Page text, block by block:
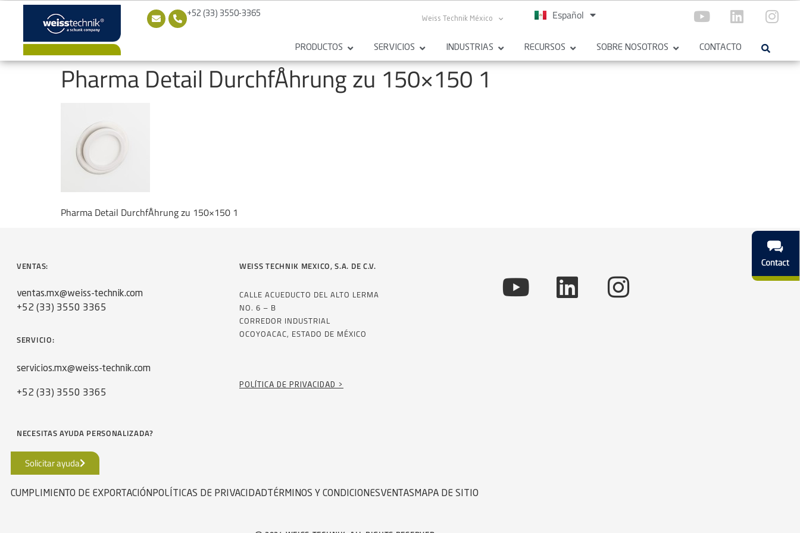
+52 (33) 3550-3365
Weiss Technik México Español
English
PRODUCTOS SERVICIOS INDUSTRIAS RECURSOS SOBRE NOSOTROS CONTACTO
Pharma Detail DurchfÅhrung zu 150×150 1
Pharma Detail DurchfÅhrung zu 150×150 1
VENTAS:
ventas.mx@weiss-technik.com
+52 (33) 3550 3365
SERVICIO:
servicios.mx@weiss-technik.com
+52 (33) 3550 3365
NECESITAS AYUDA PERSONALIZADA?
WEISS TECHNIK MEXICO, S.A. DE C.V.
CALLE ACUEDUCTO DEL ALTO LERMA
NO. 6 – B
CORREDOR INDUSTRIAL
OCOYOACAC, ESTADO DE MÉXICO
POLÍTICA DE PRIVACIDAD >
Solicitar ayuda
CUMPLIMIENTO DE EXPORTACIÓN POLÍTICAS DE PRIVACIDAD TÉRMINOS Y CONDICIONESVENTAS MAPA DE SITIO